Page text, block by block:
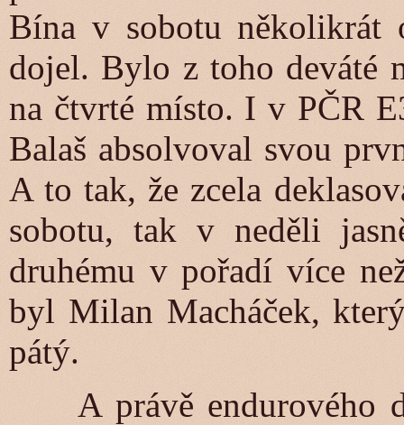
Bína v sobotu několikrát
dojel. Bylo z toho deváté
na čtvrté místo. I v PČR
Balaš absolvoval svou
A to tak, že zcela
sobotu, tak v neděli
druhému v pořadí více
byl Milan Macháček,
pátý.
A právě endurového